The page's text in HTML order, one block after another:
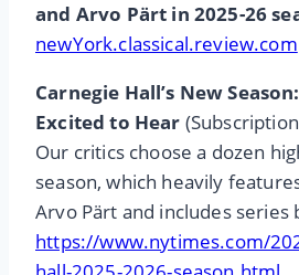
and Arvo Pärt in 2025-26
newYork.classical.review.com
Carnegie Hall’s New
Excited to Hear
Our critics choose a dozen
season, which heavily
Arvo Pärt and includes series
https://www.nytimes.com/